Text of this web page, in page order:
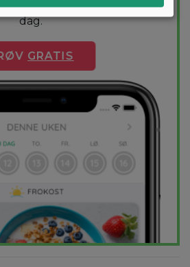
kalorimålet ditt hver
dag.
GRATIS